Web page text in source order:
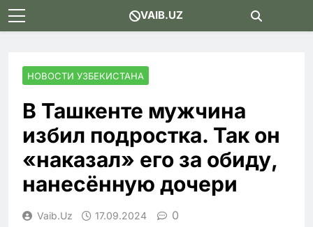
Skip
to
VAIB.UZ
НОВОСТИ УЗБЕКИСТАНА
В Ташкенте мужчина
избил подростка. Так он
«наказал» его за обиду,
нанесённую дочери
Vaib.uz 17.09.2024 0